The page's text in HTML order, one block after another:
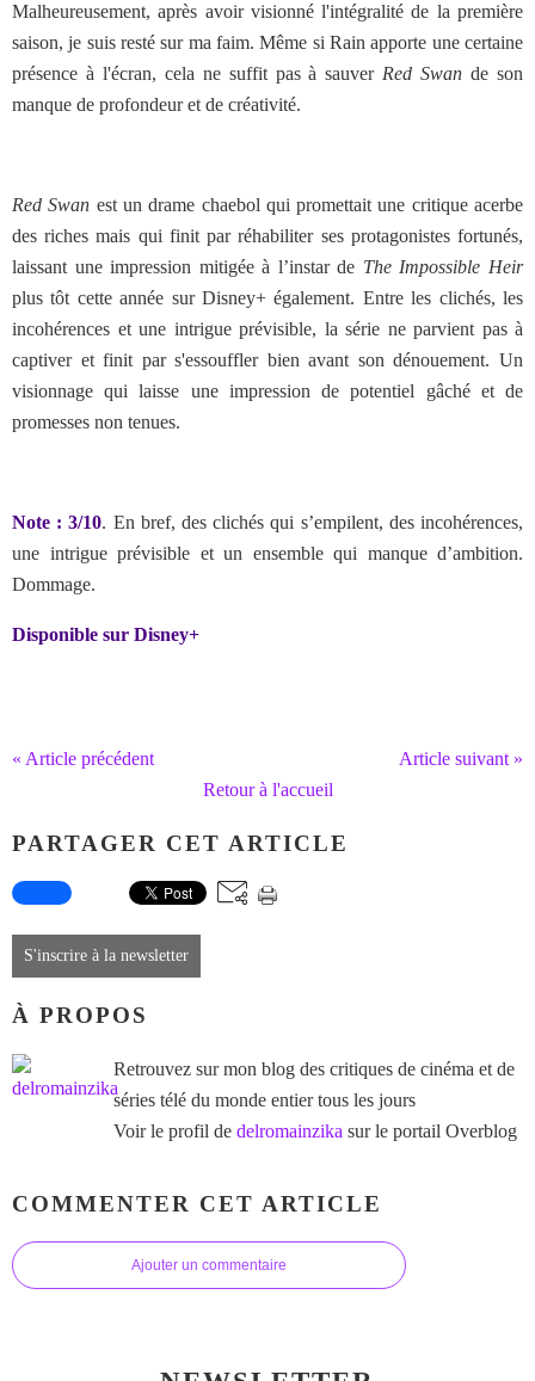
Malheureusement, après avoir visionné l'intégralité de la première
saison, je suis resté sur ma faim. Même si Rain apporte une certaine
présence à l'écran, cela ne suffit pas à sauver Red Swan de son
manque de profondeur et de créativité.
Red Swan est un drame chaebol qui promettait une critique acerbe
des riches mais qui finit par réhabiliter ses protagonistes fortunés,
laissant une impression mitigée à l’instar de The Impossible Heir
plus tôt cette année sur Disney+ également. Entre les clichés, les
incohérences et une intrigue prévisible, la série ne parvient pas à
captiver et finit par s'essouffler bien avant son dénouement. Un
visionnage qui laisse une impression de potentiel gâché et de
promesses non tenues.
Note : 3/10. En bref, des clichés qui s’empilent, des incohérences,
une intrigue prévisible et un ensemble qui manque d’ambition.
Dommage.
Disponible sur Disney+
« Article précédent
Article suivant »
Retour à l'accueil
PARTAGER CET ARTICLE
S'inscrire à la newsletter
À PROPOS
Retrouvez sur mon blog des critiques de cinéma et de
séries télé du monde entier tous les jours
Voir le profil de delromainzika sur le portail Overblog
COMMENTER CET ARTICLE
Ajouter un commentaire